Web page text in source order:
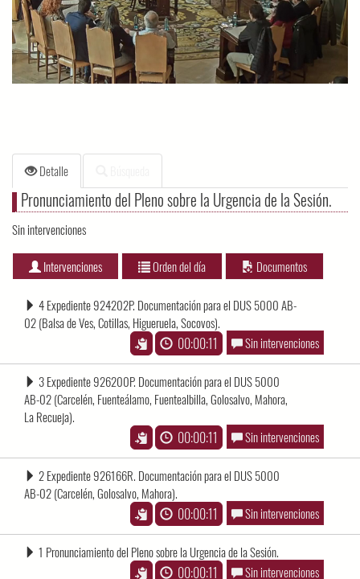
Detalle
Pronunciamiento del Pleno sobre la Urgencia de la Sesión.
Sin intervenciones
Intervenciones Orden del día Documentos
4 Expediente 924202P. Documentación para el DUS 5000 AB-
02 (Balsa de Ves, Cotillas, Higueruela, Socovos).
00:00:11 Sin intervenciones
3 Expediente 926200P. Documentación para el DUS 5000
AB-02 (Carcelén, Fuenteálamo, Fuentealbilla, Golosalvo, Mahora,
La Recueja).
00:00:11 Sin intervenciones
2 Expediente 926166R. Documentación para el DUS 5000
AB-02 (Carcelén, Golosalvo, Mahora).
00:00:11 Sin intervenciones
1 Pronunciamiento del Pleno sobre la Urgencia de la Sesión.
00:00:11 Sin intervenciones